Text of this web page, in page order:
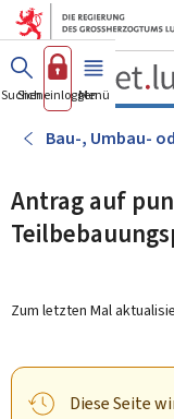
Suchen
Sich einloggen
Menü Haupt-
Bau-, Umbau-
Antrag auf
Zum letzten Mal
Diese Seite